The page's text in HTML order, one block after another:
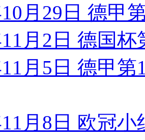
月29日 德甲
月2日 德国
月5日 德甲
月8日 欧冠